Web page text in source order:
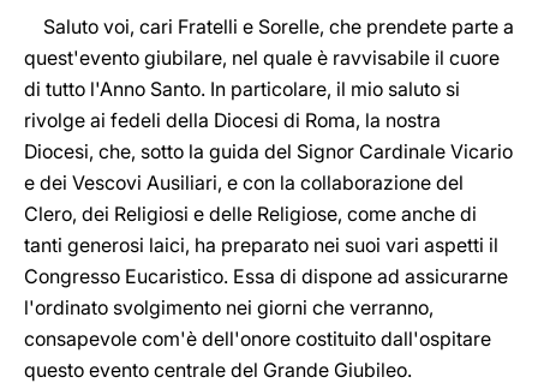
Saluto voi, cari Fratelli e Sorelle, che prendete parte a
quest'evento giubilare, nel quale è ravvisabile il cuore
di tutto l'Anno Santo. In particolare, il mio saluto si
rivolge ai fedeli della Diocesi di Roma, la nostra
Diocesi, che, sotto la guida del Signor Cardinale Vicario
e dei Vescovi Ausiliari, e con la collaborazione del
Clero, dei Religiosi e delle Religiose, come anche di
tanti generosi laici, ha preparato nei suoi vari aspetti il
Congresso Eucaristico. Essa di dispone ad assicurarne
l'ordinato svolgimento nei giorni che verranno,
consapevole com'è dell'onore costituito dall'ospitare
questo evento centrale del Grande Giubileo.